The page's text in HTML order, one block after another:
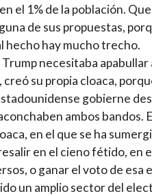
el 1% de la población.
de sus propuestas,
hecho hay mucho trecho.
necesitaba apabullar
creó su propia cloaca,
gobierne
ambos bandos.
en el que se ha
en el cieno fétido, en
o ganar el voto de esa
un amplio sector del